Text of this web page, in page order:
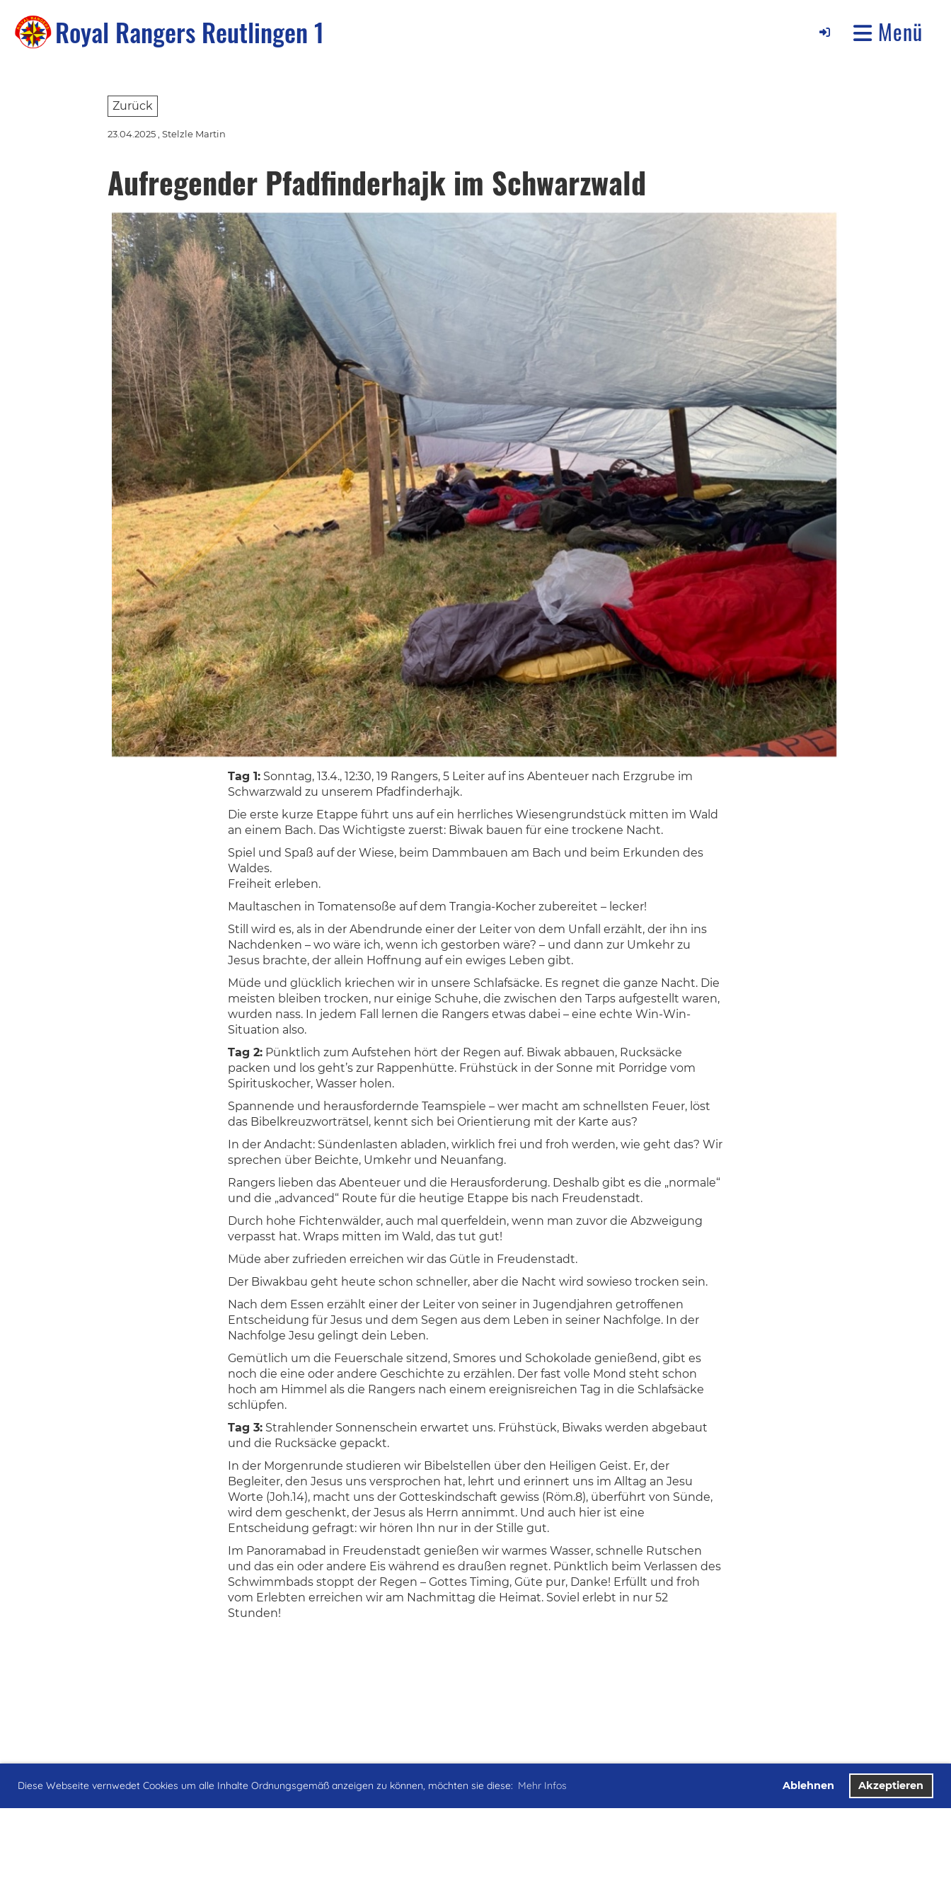
Diese Webseite vernwedet Cookies um alle Inhalte Ordnungsgemäß anzeigen zu können, möchten sie diese: Mehr Infos Ablehnen Akzeptieren
Royal Rangers Reutlingen 1 Menü
Zurück
23.04.2025 , Stelzle Martin
Aufregender Pfadfinderhajk im Schwarzwald
Tag 1:Sonntag, 13.4., 12:30, 19 Rangers, 5 Leiter auf ins Abenteuer nach Erzgrube im
Schwarzwald zu unserem Pfadfinderhajk.
Die erste kurze Etappe führt uns auf ein herrliches Wiesengrundstück mitten im Wald
an einem Bach. Das Wichtigste zuerst: Biwak bauen für eine trockene Nacht.
Spiel und Spaß auf der Wiese, beim Dammbauen am Bach und beim Erkunden des
Waldes.
Freiheit erleben.
Maultaschen in Tomatensoße auf dem Trangia-Kocher zubereitet – lecker!
Still wird es, als in der Abendrunde einer der Leiter von dem Unfall erzählt, der ihn ins
Nachdenken – wo wäre ich, wenn ich gestorben wäre? – und dann zur Umkehr zu
Jesus brachte, der allein Hoffnung auf ein ewiges Leben gibt.
Müde und glücklich kriechen wir in unsere Schlafsäcke. Es regnet die ganze Nacht. Die
meisten bleiben trocken, nur einige Schuhe, die zwischen den Tarps aufgestellt waren,
wurden nass. In jedem Fall lernen die Rangers etwas dabei – eine echte Win-Win-
Situation also.
Tag 2:Pünktlich zum Aufstehen hört der Regen auf. Biwak abbauen, Rucksäcke
packen und los geht’s zur Rappenhütte. Frühstück in der Sonne mit Porridge vom
Spirituskocher, Wasser holen.
Spannende und herausfordernde Teamspiele – wer macht am schnellsten Feuer, löst
das Bibelkreuzworträtsel, kennt sich bei Orientierung mit der Karte aus?
In der Andacht: Sündenlasten abladen, wirklich frei und froh werden, wie geht das? Wir
sprechen über Beichte, Umkehr und Neuanfang.
Rangers lieben das Abenteuer und die Herausforderung. Deshalb gibt es die „normale“
und die „advanced“ Route für die heutige Etappe bis nach Freudenstadt.
Durch hohe Fichtenwälder, auch mal querfeldein, wenn man zuvor die Abzweigung
verpasst hat. Wraps mitten im Wald, das tut gut!
Müde aber zufrieden erreichen wir das Gütle in Freudenstadt.
Der Biwakbau geht heute schon schneller, aber die Nacht wird sowieso trocken sein.
Nach dem Essen erzählt einer der Leiter von seiner in Jugendjahren getroffenen
Entscheidung für Jesus und dem Segen aus dem Leben in seiner Nachfolge. In der
Nachfolge Jesu gelingt dein Leben.
Gemütlich um die Feuerschale sitzend, Smores und Schokolade genießend, gibt es
noch die eine oder andere Geschichte zu erzählen. Der fast volle Mond steht schon
hoch am Himmel als die Rangers nach einem ereignisreichen Tag in die Schlafsäcke
schlüpfen.
Tag 3:Strahlender Sonnenschein erwartet uns. Frühstück, Biwaks werden abgebaut
und die Rucksäcke gepackt.
In der Morgenrunde studieren wir Bibelstellen über den Heiligen Geist. Er, der
Begleiter, den Jesus uns versprochen hat, lehrt und erinnert uns im Alltag an Jesu
Worte (Joh.14), macht uns der Gotteskindschaft gewiss (Röm.8), überführt von Sünde,
wird dem geschenkt, der Jesus als Herrn annimmt. Und auch hier ist eine
Entscheidung gefragt: wir hören Ihn nur in der Stille gut.
Im Panoramabad in Freudenstadt genießen wir warmes Wasser, schnelle Rutschen
und das ein oder andere Eis während es draußen regnet. Pünktlich beim Verlassen des
Schwimmbads stoppt der Regen – Gottes Timing, Güte pur, Danke! Erfüllt und froh
vom Erlebten erreichen wir am Nachmittag die Heimat. Soviel erlebt in nur 52
Stunden!